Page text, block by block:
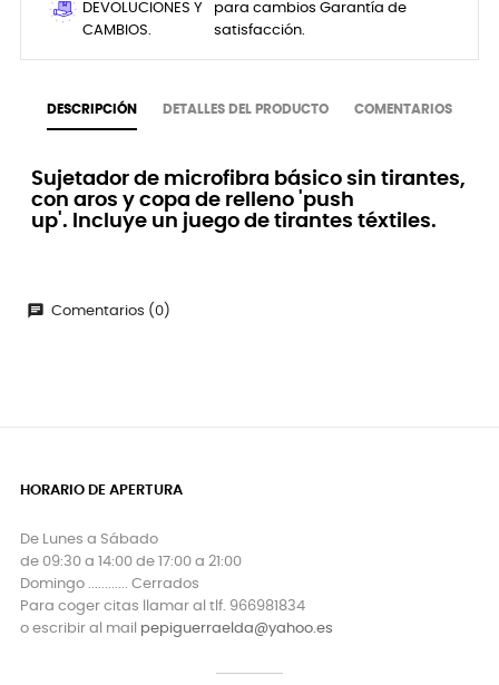
DEVOLUCIONES Y
CAMBIOS.
para cambios Garantía de
satisfacción.
DESCRIPCIÓN DETALLES DEL PRODUCTO COMENTARIOS
Sujetador de microfibra básico sin tirantes,
con aros y copa de relleno 'push
up'. Incluye un juego de tirantes téxtiles.
chat Comentarios (0)
HORARIO DE APERTURA
De Lunes a Sábado
de 09:30 a 14:00 de 17:00 a 21:00
Domingo ............ Cerrados
Para coger citas llamar al tlf. 966981834
o escribir al mail pepiguerraelda@yahoo.es